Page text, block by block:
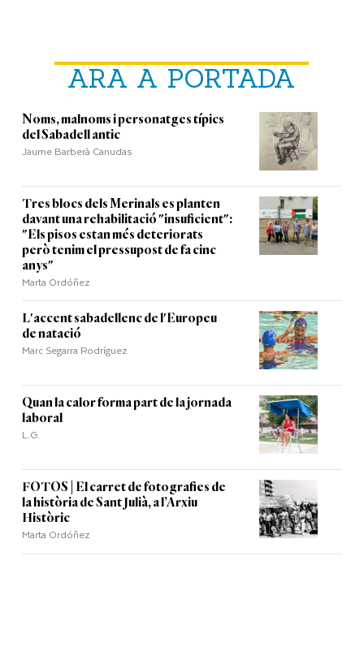
ARA A PORTADA
Noms, malnoms i personatges típics
del Sabadell antic
Jaume Barberà Canudas
Tres blocs dels Merinals es planten
davant una rehabilitació "insuficient":
"Els pisos estan més deteriorats
però tenim el pressupost de fa cinc
anys"
Marta Ordóñez
L'accent sabadellenc de l'Europeu
de natació
Marc Segarra Rodríguez
Quan la calor forma part de la jornada
laboral
L.G.
FOTOS | El carret de fotografies de
la història de Sant Julià, a l’Arxiu
Històric
Marta Ordóñez